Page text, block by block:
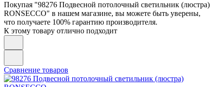
Покупая "98276 Подвесной потолочный светильник (люстра)
RONSECCO" в нашем магазине, вы можете быть уверены,
что получаете 100% гарантию производителя.
К этому товару отлично подходит
Сравнение товаров